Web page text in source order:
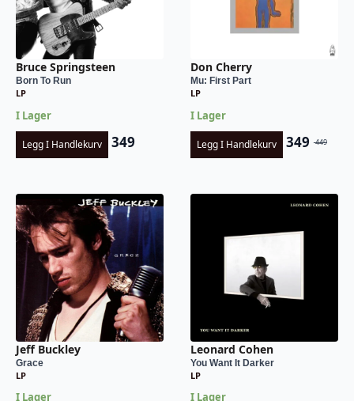
Bruce Springsteen
Born To Run
LP
I Lager
Legg I Handlekurv 349
Don Cherry
Mu: First Part
LP
I Lager
Legg I Handlekurv 449
pris
kr 449.
349
pris
kr 349.
Jeff Buckley
Grace
LP
I Lager
Leonard Cohen
You Want It Darker
LP
I Lager